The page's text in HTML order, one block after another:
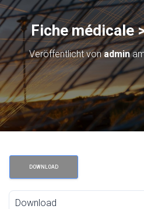
Fiche médicale
Veröffentlicht vonadmin
DOWNLOAD
Download